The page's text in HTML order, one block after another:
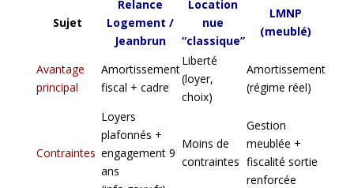
Sujet
Relance
Logement /
Jeanbrun
Location
nue
“classique”
LMNP
(meublé)
Avantage
principal
Amortissement
fiscal + cadre
Liberté
(loyer,
choix)
Amortissement
(régime réel)
Contraintes
Loyers
plafonnés +
engagement 9
ans
Moins de
contraintes
Gestion
meublée +
fiscalité sortie
renforcée